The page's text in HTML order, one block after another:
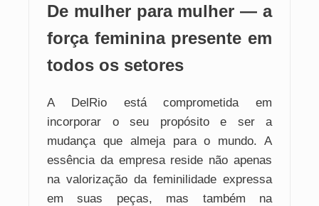
De mulher para mulher — a
força feminina presente em
todos os setores
A DelRio está comprometida em
incorporar o seu propósito e ser a
mudança que almeja para o mundo. A
essência da empresa reside não apenas
na valorização da feminilidade expressa
em suas peças, mas também na